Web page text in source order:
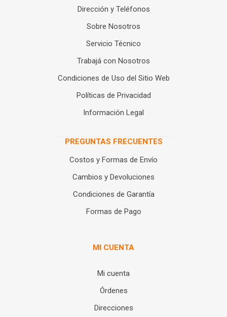
Dirección y Teléfonos
Sobre Nosotros
Servicio Técnico
Trabajá con Nosotros
Condiciones de Uso del Sitio Web
Políticas de Privacidad
Información Legal
PREGUNTAS FRECUENTES
Costos y Formas de Envío
Cambios y Devoluciones
Condiciones de Garantía
Formas de Pago
MI CUENTA
Mi cuenta
Órdenes
Direcciones